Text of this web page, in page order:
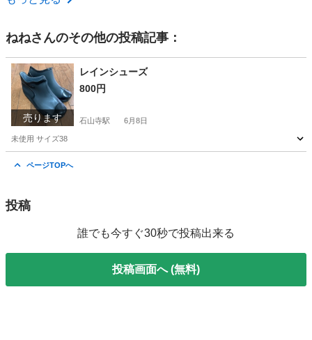
ねねさんのその他の投稿記事：
売ります
レインシューズ
800円
石山寺駅 6月8日
未使用 サイズ38
ページTOPへ
投稿
誰でも今すぐ30秒で投稿出来る
投稿画面へ (無料)